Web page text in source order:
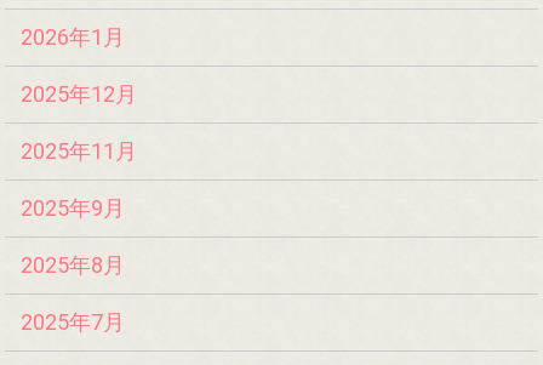
2026年1月
2025年12月
2025年11月
2025年9月
2025年8月
2025年7月